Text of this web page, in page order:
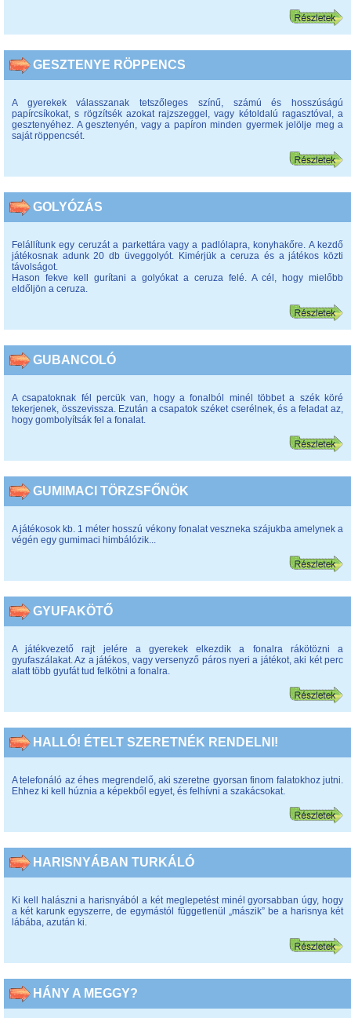
GESZTENYE RÖPPENCS
A gyerekek válasszanak tetszőleges színű, számú és hosszúságú
papírcsíkokat, s rögzítsék azokat rajzszeggel, vagy kétoldalú ragasztóval, a
gesztenyéhez. A gesztenyén, vagy a papíron minden gyermek jelölje meg a
saját röppencsét.
GOLYÓZÁS
Felállítunk egy ceruzát a parkettára vagy a padlólapra, konyhakőre. A kezdő
játékosnak adunk 20 db üveggolyót. Kimérjük a ceruza és a játékos közti
távolságot.
Hason fekve kell gurítani a golyókat a ceruza felé. A cél, hogy mielőbb
eldőljön a ceruza.
GUBANCOLÓ
A csapatoknak fél percük van, hogy a fonalból minél többet a szék köré
tekerjenek, összevissza. Ezután a csapatok széket cserélnek, és a feladat az,
hogy gombolyítsák fel a fonalat.
GUMIMACI TÖRZSFŐNÖK
A játékosok kb. 1 méter hosszú vékony fonalat veszneka szájukba amelynek a
végén egy gumimaci himbálózik...
GYUFAKÖTŐ
A játékvezető rajt jelére a gyerekek elkezdik a fonalra rákötözni a
gyufaszálakat. Az a játékos, vagy versenyző páros nyeri a játékot, aki két perc
alatt több gyufát tud felkötni a fonalra.
HALLÓ! ÉTELT SZERETNÉK RENDELNI!
A telefonáló az éhes megrendelő, aki szeretne gyorsan finom falatokhoz jutni.
Ehhez ki kell húznia a képekből egyet, és felhívni a szakácsokat.
HARISNYÁBAN TURKÁLÓ
Ki kell halászni a harisnyából a két meglepetést minél gyorsabban úgy, hogy
a két karunk egyszerre, de egymástól függetlenül „mászik” be a harisnya két
lábába, azután ki.
HÁNY A MEGGY?